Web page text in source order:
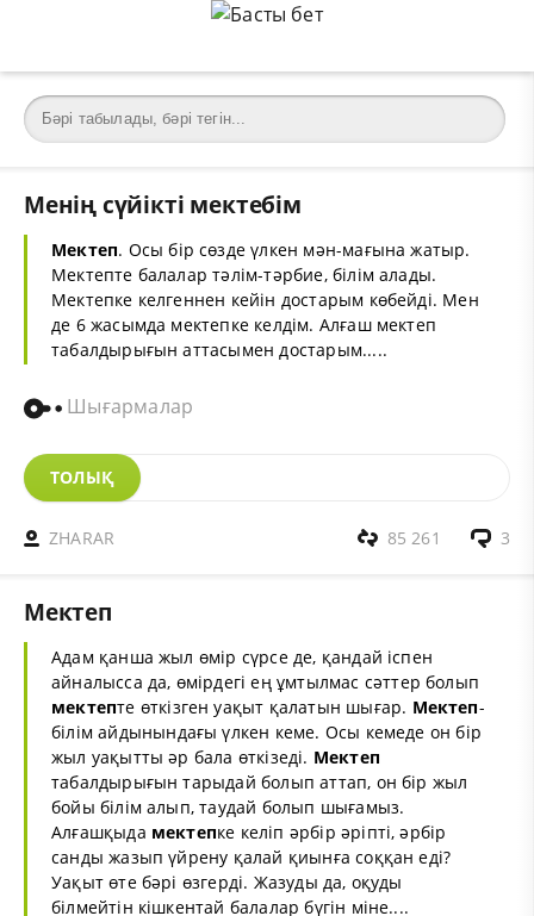
Менің сүйікті мектебім
Мектеп. Осы бір сөзде үлкен мән-мағына жатыр.
Мектепте балалар тәлім-тәрбие, білім алады.
Мектепке келгеннен кейін достарым көбейді. Мен
де 6 жасымда мектепке келдім. Алғаш мектеп
табалдырығын аттасымен достарым.....
Шығармалар
ТОЛЫҚ
ZHARAR 3
85 261
Мектеп
Адам қанша жыл өмір сүрсе де, қандай іспен
айналысса да, өмірдегі ең ұмтылмас сәттер болып
мектепте өткізгенуақыт қалатын шығар. Мектеп-
білім айдынындағы үлкен кеме. Осы кемеде он бір
жыл уақытты әр бала өткізеді. Мектеп
табалдырығын тарыдай болып аттап, он бір жыл
бойы білім алып, таудай болып шығамыз.
Алғашқыда мектепке келіп әрбір әріпті, әрбір
санды жазып үйрену қалай қиынға соққан еді?
Уақыт өте бәрі өзгерді. Жазуды да, оқуды
білмейтін кішкентай балалар бүгін міне....